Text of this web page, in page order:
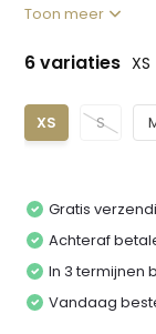
Toon meer
6 variaties XS
XS S
Gratis
Achteraf
In 3 termijnen
Vandaag